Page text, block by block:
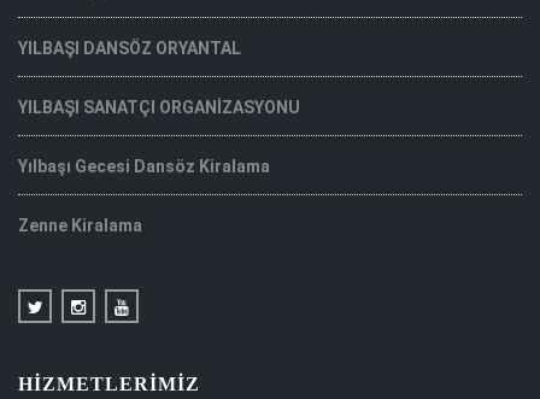
YILBAŞI DANSÖZ ORYANTAL
YILBAŞI SANATÇI ORGANİZASYONU
Yılbaşı Gecesi Dansöz Kiralama
Zenne Kiralama
HIZMETLERIMIZ